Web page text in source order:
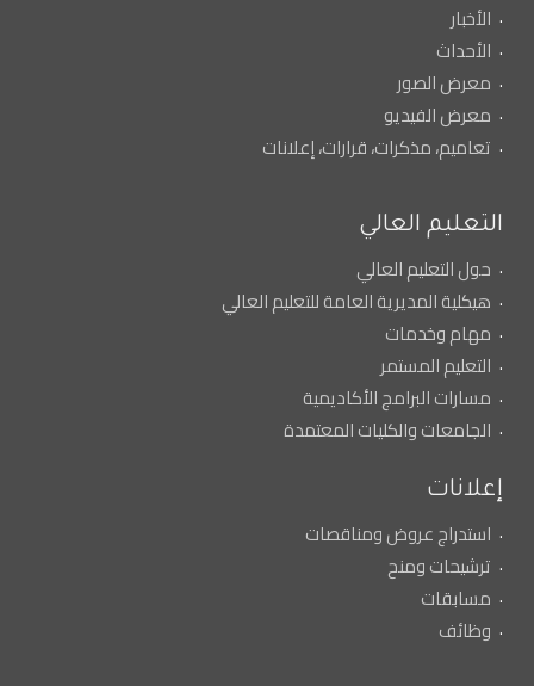
الأخبار
الأحداث
معرض الصور
معرض الفيديو
تعاميم، مذكرات، قرارات، إعلانات
التعليم العالي
حول التعليم العالي
هيكلية المديرية العامة للتعليم العالي
مهام وخدمات
التعليم المستمر
مسارات البرامج الأكاديمية
الجامعات والكليات المعتمدة
إعلانات
استدراج عروض ومناقصات
ترشيحات ومنح
مسابقات
وظائف